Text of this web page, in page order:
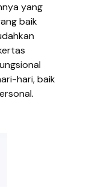
yang
baik
hari, baik